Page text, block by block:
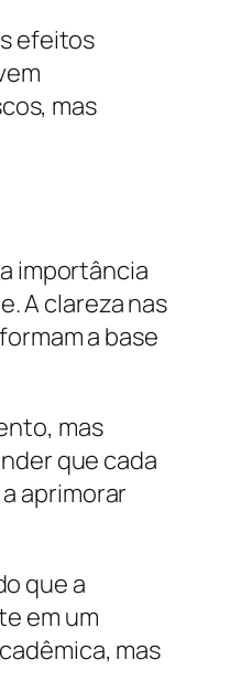
efeitos
mas
importância
A clareza nas
a base
mas
que cada
aprimorar
que a
em um
mas